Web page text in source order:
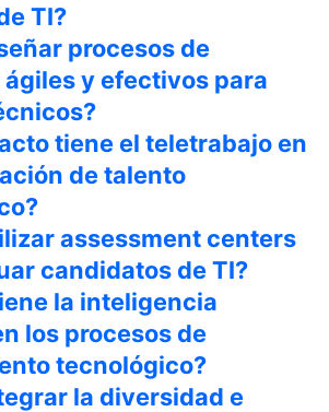
TI?
procesos de
y efectivos para
tiene el teletrabajo en
de talento
assessment centers
candidatos de TI?
la inteligencia
los procesos de
tecnológico?
la diversidad e